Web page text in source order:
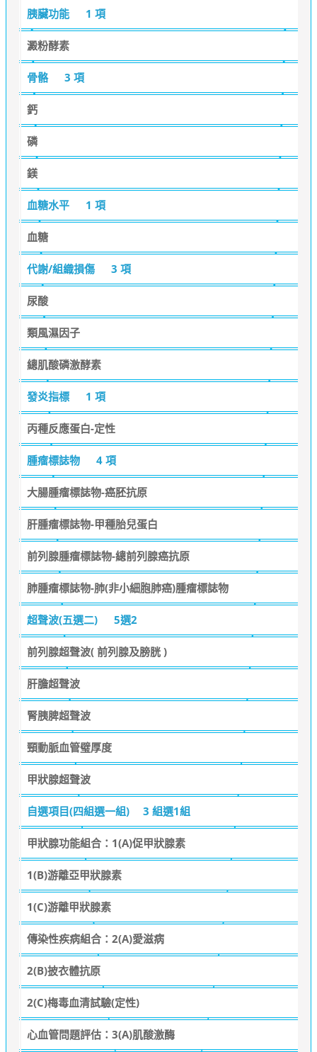
胰臟功能 1 項
澱粉酵素
骨骼 3 項
鈣
磷
鎂
血糖水平 1 項
血糖
代謝/組織損傷 3 項
尿酸
類風濕因子
總肌酸磷激酵素
發炎指標 1 項
丙種反應蛋白-定性
腫瘤標誌物 4 項
大腸腫瘤標誌物-癌胚抗原
肝腫瘤標誌物-甲種胎兒蛋白
前列腺腫瘤標誌物-總前列腺癌抗原
肺腫瘤標誌物-肺(非小細胞肺癌)腫瘤標誌物
超聲波(五選二) 5選2
前列腺超聲波( 前列腺及膀胱 )
肝膽超聲波
腎胰脾超聲波
頸動脈血管璧厚度
甲狀腺超聲波
自選項目(四組選一組) 3 組選1組
甲狀腺功能組合：1(A)促甲狀腺素
1(B)游離亞甲狀腺素
1(C)游離甲狀腺素
傳染性疾病組合：2(A)愛滋病
2(B)披衣體抗原
2(C)梅毒血清試驗(定性)
心血管問題評估：3(A)肌酸激酶